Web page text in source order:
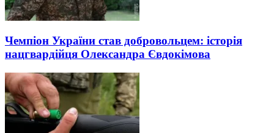
Чемпіон України став добровольцем: історія
нацгвардійця Олександра Євдокімова